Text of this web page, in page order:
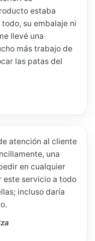
estaba
su embalaje ni
llevé una
más trabajo de
las patas del
atención al cliente
una
en cualquier
este servicio a todo
incluso daría